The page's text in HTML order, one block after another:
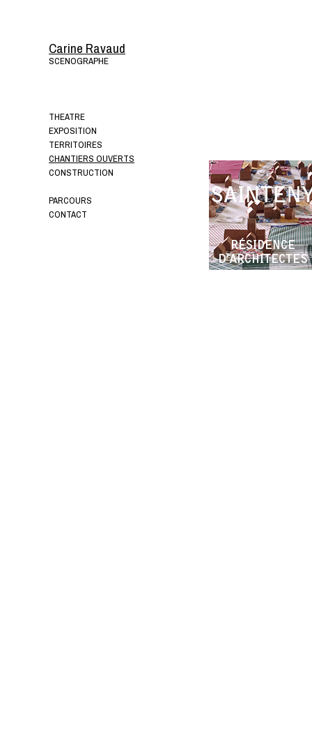
Carine Ravaud
THEATRE
EXPOSITION
TERRITOIRES
CHANTIERS OUVERTS
CONSTRUCTION
PARCOURS
CONTACT
SCENOGRAPHE